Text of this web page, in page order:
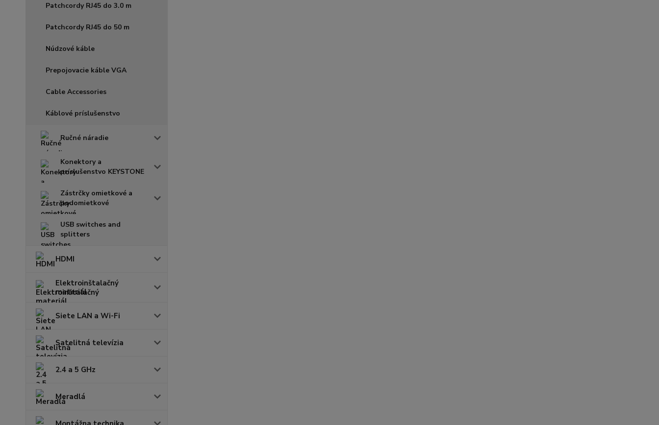
Patchcordy RJ45 do 3.0 m
Patchcordy RJ45 do 50 m
Núdzové káble
Prepojovacie káble VGA
Cable Accessories
Káblové príslušenstvo
Ručné náradie
Konektory a
príslušenstvo KEYSTONE
Zástrčky omietkové a
podomietkové
USB switches and
splitters
HDMI
Elektroinštalačný
materiál
Siete LAN a Wi-Fi
Satelitná televízia
2.4 a 5 GHz
Meradlá